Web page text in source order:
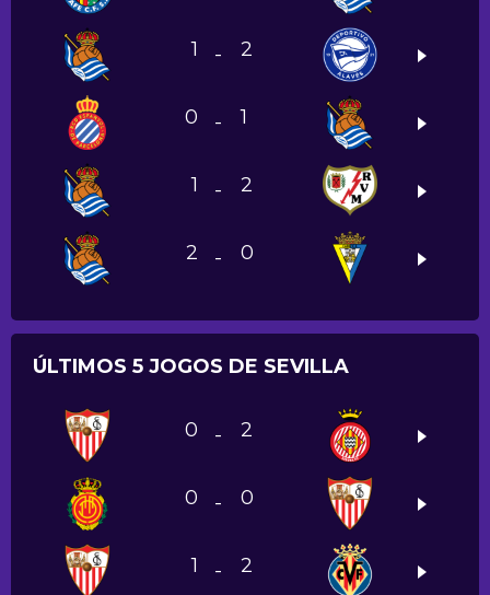
1 - 2
0 - 1
1 - 2
2 - 0
ÚLTIMOS 5 JOGOS DE SEVILLA
0 - 2
0 - 0
1 - 2